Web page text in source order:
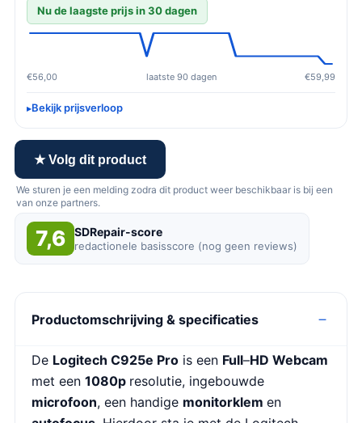
Nu de laagste prijs in 30 dagen
€56,00 laatste 90 dagen €59,99
Bekijk prijsverloop
★ Volg dit product
We sturen je een melding zodra dit product weer beschikbaar is bij een
van onze partners.
7,6 SDRepair-score
redactionele basisscore (nog geen reviews)
Productomschrijving & specificaties
De Logitech C925e Pro is een Full–HD Webcam
met een 1080p resolutie, ingebouwde
microfoon, een handige monitorklem en